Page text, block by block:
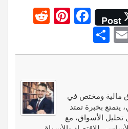
Post
F
ce
o
k
Pi
er
t
d
t
Bl
E
m
h
مالية ومختص في
يتمتع بخبرة تمتد
مجال تحليل الأسواق، مع